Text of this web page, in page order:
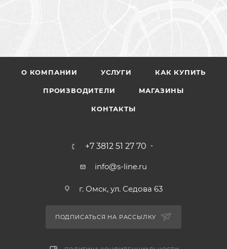
О КОМПАНИИ УСЛУГИ КАК КУПИТЬ
ПРОИЗВОДИТЕЛИ МАГАЗИНЫ
КОНТАКТЫ
+7 3812 51 27 70
info@s-line.ru
г. Омск, ул. Седова 63
ПОДПИСАТЬСЯ НА РАССЫЛКУ